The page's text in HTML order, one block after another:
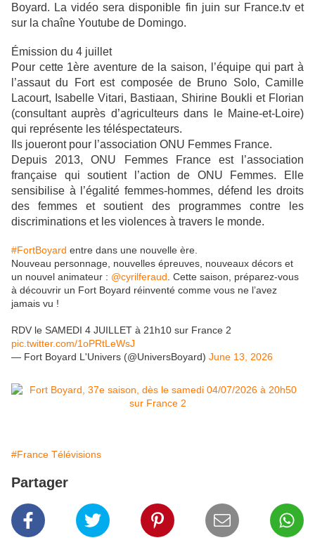
Boyard. La vidéo sera disponible fin juin sur France.tv et
sur la chaîne Youtube de Domingo.
Émission du 4 juillet
Pour cette 1ère aventure de la saison, l’équipe qui part à
l’assaut du Fort est composée de Bruno Solo, Camille
Lacourt, Isabelle Vitari, Bastiaan, Shirine Boukli et Florian
(consultant auprès d’agriculteurs dans le Maine-et-Loire)
qui représente les téléspectateurs.
Ils joueront pour l’association ONU Femmes France.
Depuis 2013, ONU Femmes France est l’association
française qui soutient l’action de ONU Femmes. Elle
sensibilise à l’égalité femmes-hommes, défend les droits
des femmes et soutient des programmes contre les
discriminations et les violences à travers le monde.
#FortBoyard entre dans une nouvelle ère.
Nouveau personnage, nouvelles épreuves, nouveaux décors et
un nouvel animateur : @cyrilferaud . Cette saison, préparez-vous
à découvrir un Fort Boyard réinventé comme vous ne l’avez
jamais vu !
RDV le SAMEDI 4 JUILLET à 21h10 sur France 2
pic.twitter.com/1oPRtLeWsJ
— Fort Boyard L'Univers (@UniversBoyard) June 13, 2026
#France Télévisions
Partager